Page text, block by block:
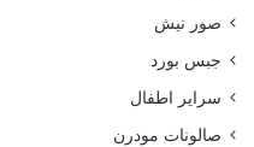
صور نيش
جبس بورد
سراير اطفال
صالونات مودرن